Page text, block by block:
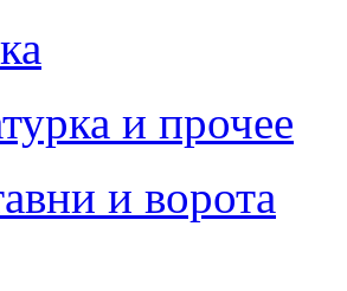
и прочее
и ворота